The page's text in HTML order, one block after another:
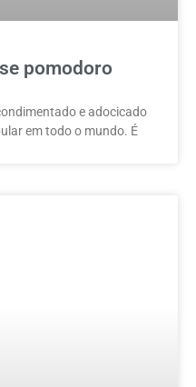
pomodoro
e adocicado
em todo o mundo. É